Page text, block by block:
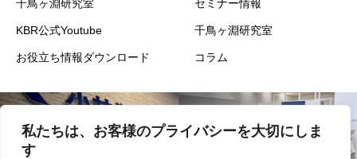
私たちは、お客様のプライバシーを大切にしま
す
千鳥ヶ淵研究室
KBR公式Youtube
お役立ち情報ダウンロード
セミナー情報
千鳥ヶ淵研究室
コラム
会社概要 事業内容